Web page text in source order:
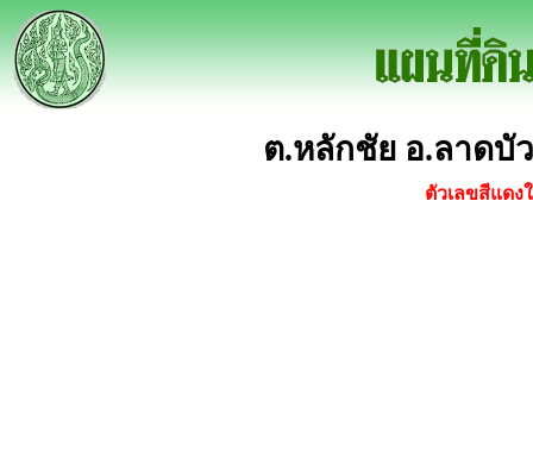
ต.หลักชัย อ.ลาดบั
ตัวเลขสีแด